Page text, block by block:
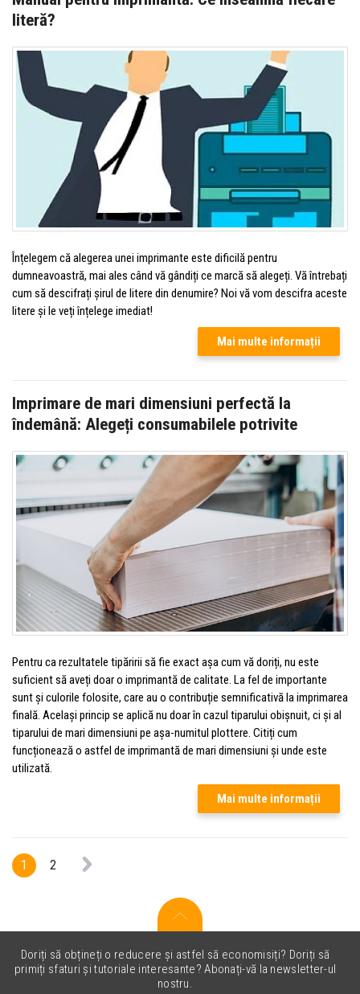
literă?
Înțelegem că alegerea unei imprimante este dificilă pentru
dumneavoastră, mai ales când vă gândiți ce marcă să alegeți. Vă întrebați
cum să descifrați șirul de litere din denumire? Noi vă vom descifra aceste
litere și le veți înțelege imediat!
Mai multe informații
Imprimare de mari dimensiuni perfectă la
îndemână: Alegeți consumabilele potrivite
Pentru ca rezultatele tipăririi să fie exact așa cum vă doriți, nu este
suficient să aveți doar o imprimantă de calitate. La fel de importante
sunt și culorile folosite, care au o contribuție semnificativă la imprimarea
finală. Același princip se aplică nu doar în cazul tiparului obișnuit, ci și al
tiparului de mari dimensiuni pe așa-numitul plottere. Citiți cum
funcționează o astfel de imprimantă de mari dimensiuni și unde este
utilizată.
Mai multe informații
1 2
Doriți să obțineți o reducere și astfel să economisiți? Doriți să
primiți sfaturi și tutoriale interesante? Abonați-vă la newsletter-ul
nostru.